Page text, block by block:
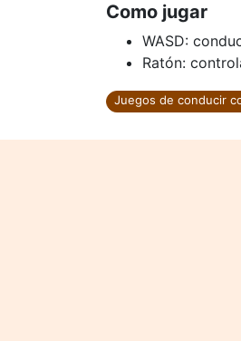
Como jugar
WASD:
Ratón:
Juegos de conducir